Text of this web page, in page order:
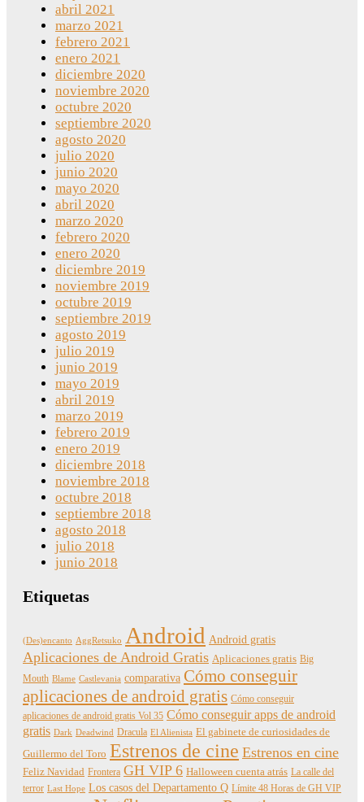
abril 2021
marzo 2021
febrero 2021
enero 2021
diciembre 2020
noviembre 2020
octubre 2020
septiembre 2020
agosto 2020
julio 2020
junio 2020
mayo 2020
abril 2020
marzo 2020
febrero 2020
enero 2020
diciembre 2019
noviembre 2019
octubre 2019
septiembre 2019
agosto 2019
julio 2019
junio 2019
mayo 2019
abril 2019
marzo 2019
febrero 2019
enero 2019
diciembre 2018
noviembre 2018
octubre 2018
septiembre 2018
agosto 2018
julio 2018
junio 2018
Etiquetas
(Des)encanto AggRetsuko Android Android gratis
Aplicaciones de Android Gratis Aplicaciones gratis Big
Mouth Blame Castlevania comparativa Cómo conseguir
aplicaciones de android gratis Cómo conseguir
aplicaciones de android gratis Vol 35 Cómo conseguir apps de android
gratis Dark Deadwind Dracula El Alienista El gabinete de curiosidades de
Guillermo del Toro Estrenos de cine Estrenos en cine
Feliz Navidad Frontera GH VIP 6 Halloween cuenta atrás La calle del
terror Last Hope Los casos del Departamento Q Límite 48 Horas de GH VIP